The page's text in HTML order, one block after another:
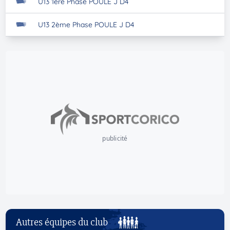
U13 2ème Phase POULE J D4
publicité
Autres équipes du club